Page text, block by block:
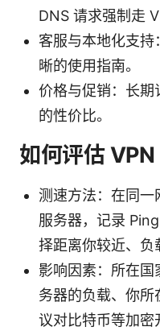
DNS 请求强制走
客服与本地化支持
晰的使用指南。
价格与促销：长期
的性价比。
如何评估
测速方法：在同一
服务器，记录
择距离你较近、负
影响因素：所在
务器的负载、你
议对比特币等加密